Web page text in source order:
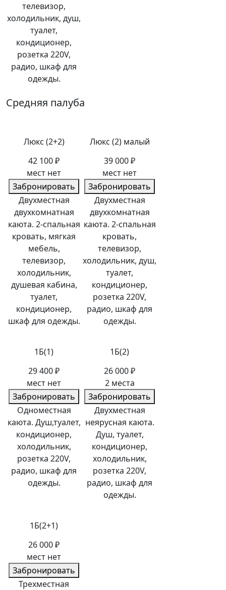
телевизор,
холодильник, душ,
туалет,
кондиционер,
розетка 220V,
радио, шкаф для
одежды.
Средняя палуба
Люкс (2+2)
42 100 ₽
мест нет
Забронировать
Двухместная
двухкомнатная
каюта. 2-спальная
кровать, мягкая
мебель,
телевизор,
холодильник,
душевая кабина,
туалет,
кондиционер,
шкаф для одежды.
Люкс (2) малый
39 000 ₽
мест нет
Забронировать
Двухместная
двухкомнатная
каюта. 2-спальная
кровать,
телевизор,
холодильник, душ,
туалет,
кондиционер,
розетка 220V,
радио, шкаф для
одежды.
1Б(1)
29 400 ₽
мест нет
Забронировать
Одноместная
каюта. Душ,туалет,
кондиционер,
холодильник,
розетка 220V,
радио, шкаф для
одежды.
1Б(2)
26 000 ₽
2 места
Забронировать
Двухместная
неярусная каюта.
Душ, туалет,
кондиционер,
холодильник,
розетка 220V,
радио, шкаф для
одежды.
1Б(2+1)
26 000 ₽
мест нет
Забронировать
Трехместная